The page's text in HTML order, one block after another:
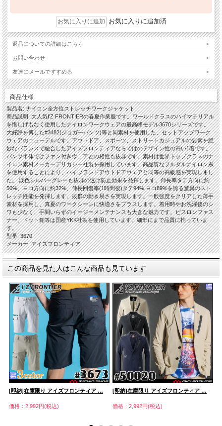
お気に入りに追加済
返品についての詳細はこちら
お問い合わせ
友達にメールですすめる
商品仕様
製品名: ナイロン全方位ストレッチワークジャケット
商品説明: 大人気I'Z FRONTIERの春夏作業服です。ワールドクラスのハイマテリアル
を惜しげもなく使用したナイロンワークウェアの最高峰モデル3670シリーズです。
大好評を博した#3482(ジョガーパンツ)等と同素材を使用した、セットアップワーク
ウェアのニューデルです。アウトドア、スポーツ、ストリートカジュアルの要素を絶
妙なバランスで融合したアイズフロンティアならではのデザイン性の高い1着です。
パンツ単体ではファン付きウェアとの相性も抜群です。素材は世界トップクラスのナ
イロン素材メーカーデリカシー社製を採用しています。高品質なフルダルナイロン糸
を使用することにより、ハイブランドアウトドアウェアと同等の高級感を実現しまし
た。 淡色シルバーグレーも抜群の透け防止効果を発揮します。伸長率タテ方向に約
50%、ヨコ方向に約32%、伸長回復率(1時間後)タテ94%,ヨコ89%を誇る驚異のスト
レッチ性能を発揮します。抜群の動き易さを実現します。一般強度をクリアした薄手
素材を採用し、真夏のワークシーンに快適さをプラスします。着用時やお洗濯後のシ
ワも少なく、手間いらずのイージーメンテナンスも大きな魅力です。ビスロンファス
ナー、ドット釦等は国産YKK社製を使用しています。細部にまで品質に拘っていま
す。
型番: 3670
メーカー: アイズフロンティア
この商品を見た人はこんな商品も見ています
[即納]在庫限り アイズフロンティア …
価格：2,992円(税込)
[即納]在庫限り アイズフロンティア …
価格：2,992円(税込)